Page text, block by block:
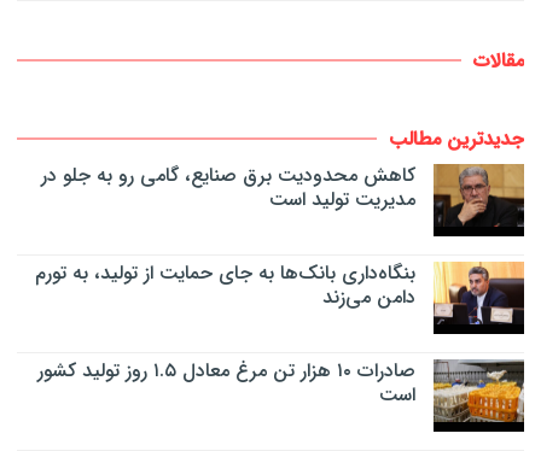
مقالات
جدیدترین مطالب
کاهش محدودیت برق صنایع، گامی رو به جلو در
مدیریت تولید است
بنگاه‌داری بانک‌ها به جای حمایت از تولید، به تورم
دامن می‌زند
صادرات ۱۰ هزار تن مرغ معادل ۱.۵ روز تولید کشور
است